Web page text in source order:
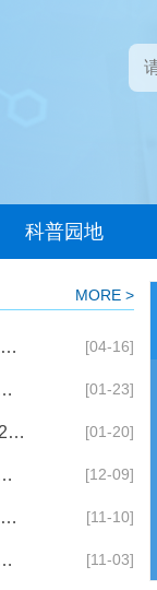
科普园地
MORE >
[04-16]
[01-23]
[01-20]
[12-09]
[11-10]
[11-03]